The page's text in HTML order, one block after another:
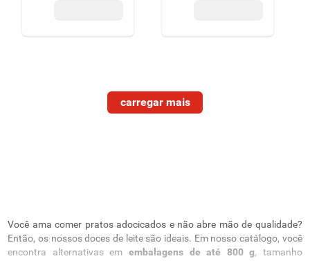
Você ama comer pratos adocicados e não abre mão de qualidade?
Então, os nossos doces de leite são ideais. Em nosso catálogo, você
encontra alternativas em embalagens de até 800 g, tamanho